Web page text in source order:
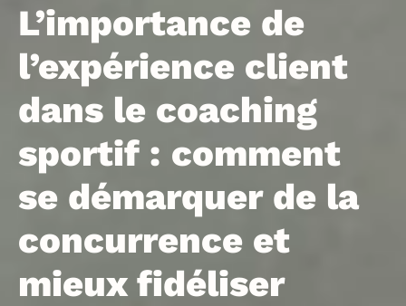
L’importance de
l’expérience client
dans le coaching
sportif : comment
se démarquer de la
concurrence et
mieux fidéliser